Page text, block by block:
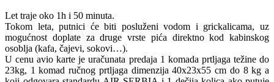
Let traje oko 1h i 50 minuta.
Tokom leta, putnici će biti posluženi vodom i grickalicama, uz
mogućnost doplate za druge vrste pića direktno kod kabinskog
osoblja (kafa, čajevi, sokovi…).
U cenu avio karte je uračunata predaja 1 komada prtljaga težine do
23kg, 1 komad ručnog prtljaga dimenzija 40x23x55 cm do 8 kg a